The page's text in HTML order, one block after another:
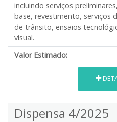
incluindo serviços
base, revestimento, serviços
de trânsito, ensaios
visual.
Valor Estimado: ---
Dispensa 4/2025